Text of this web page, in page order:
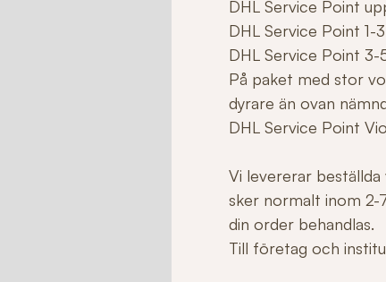
DHL Service Point
DHL Service Point 1-
DHL Service Point
På paket med stor
dyrare än ovan
DHL Service Point
Vi levererar
sker normalt inom 2-
din order behandlas.
Till företag och